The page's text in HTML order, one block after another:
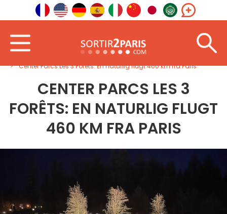
Center Parcs Les 3 Forêts: En naturlig flugt 460 km fra Paris
CENTER PARCS LES 3
FORÊTS: EN NATURLIG FLUGT
460 KM FRA PARIS